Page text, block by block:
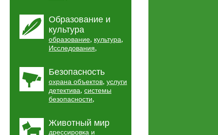
Образование и
культура
образование, культура,
Исследования,
Безопасность
охрана объектов, услуги
детектива, системы
безопасности,
Животный мир
дрессировка и